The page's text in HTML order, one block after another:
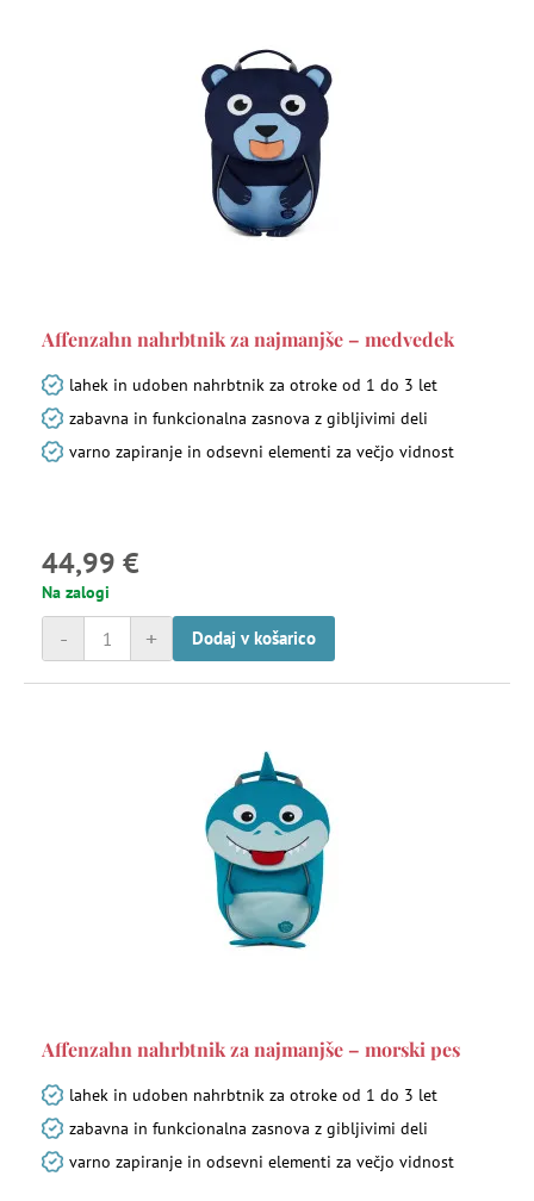
Affenzahn nahrbtnik za najmanjše – medvedek
lahek in udoben nahrbtnik za otroke od 1 do 3 let
zabavna in funkcionalna zasnova z gibljivimi deli
varno zapiranje in odsevni elementi za večjo vidnost
44,99 €
Na zalogi
+
- Dodaj v košarico
Affenzahn nahrbtnik za najmanjše – morski pes
lahek in udoben nahrbtnik za otroke od 1 do 3 let
zabavna in funkcionalna zasnova z gibljivimi deli
varno zapiranje in odsevni elementi za večjo vidnost